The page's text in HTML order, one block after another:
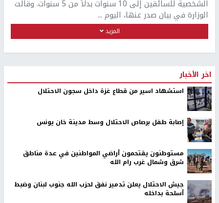
الشخصية للسائقين إلى 10 سنوات بدلاً من 5 سنوات. وقالت
الوزارة في بيان صدر عنها، اليوم ...
المزيد
اخر الأخبار
استشهاد اسير من قطاع غزة داخل سجون الاحتلال
إصابة طفل برصاص الاحتلال وسط مدينة خان يونس
مستوطنون يقتحمون أراضي المواطنين في عدة مناطق
شرق وشمال غرب رام الله
جيش الاحتلال يعلن تدمير نفق لحزب الله جنوب لبنان وضبط
أسلحة بداخله